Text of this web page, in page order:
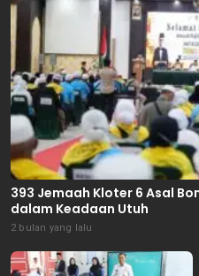
393 Jemaah Kloter 6 Asal
dalam Keadaan Utuh
2 bulan yang lalu